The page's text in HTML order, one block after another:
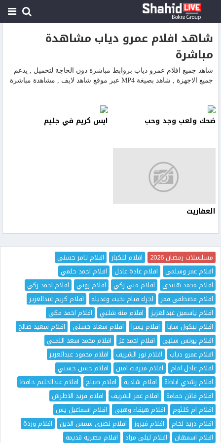
شاهد افلام عمرو دياب مشاهدة
مباشرة
شاهد جميع افلام عمرو دياب بروابط مباشرة دون الحاجة لتحميل , يدعم
جميع الاجهزة , شاهد بصيغة MP4 عبر موقع شاهد لايف , مشاهدة مباشرة
ضحك ولعب وجد وحب ايس كريم في جليم
العفاريت
مسلسلات رمضان 2026 افلام للكبار
افلام تامر حسني
افلام عمر وسلمى
افلام غادة عادل
افلام احمد حلمي
افلام محمد هنيدي
افلام منى زكي افلام روبي
افلام احمد زكي
افلام مصطفى قمر
اجزاء فيام بخيت وعديله
افلام كريم عبدالعزيز
افلام ياسمين عبدالعزيز
افلام منة شلبي
افلام احمد مكي
افلام نيكول سابا
افلام يسرا افلام سعاد حسني
افلام سعيد صالح
افلام يونس شلبي
افلام احمد عز
افلام محمد سعد اللمبي
افلام عمرو دياب
افلام نور الشريف
افلام محمود عبدالعزيز
افلام عادل امام
افلام ميرفت امين
افلام حسن حسني
افلام رشدي اباظة
افلام شادية افلام صباح
افلام عبدالحليم حافظ
افلام فاتن حمامة
افلام عمر الشريف
افلام فريد الاطرش
افلام ام كلثوم
افلام هيفاء وهبي
افلام اسماعيل يس
افلام دريد لحام
افلام فيروز افلام نصرى شمس الدين
افلام وردة
افلام اسمهان
افلام ليلى مراد افلام مصرية قديمة